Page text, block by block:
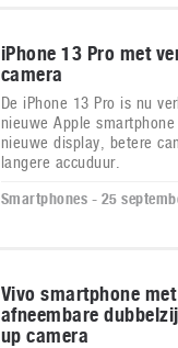
iPhone 13 Pro met
camera
De iPhone 13 Pro is nu
nieuwe Apple
nieuwe display, betere
langere accuduur.
Smartphones - 25
Vivo smartphone met
afneembare
up camera